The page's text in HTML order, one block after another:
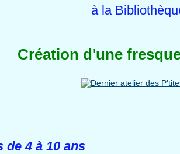
à la
Création d'une
4 à 10 ans